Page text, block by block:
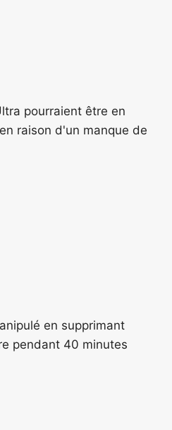
pourraient être en
raison d'un manque de
en supprimant
pendant 40 minutes